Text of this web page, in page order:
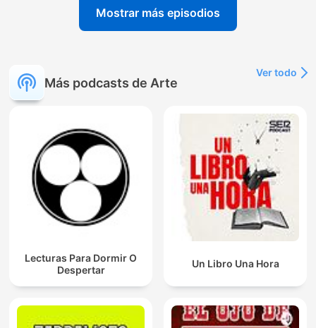
Mostrar más episodios
Más podcasts de Arte
Ver todo
Lecturas Para Dormir O
Despertar
Un Libro Una Hora